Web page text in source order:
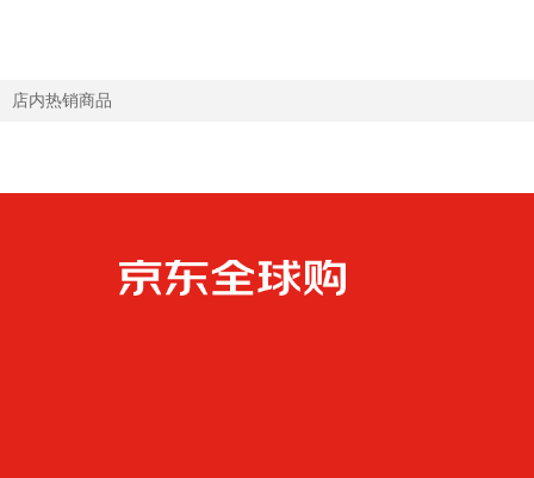
店内热销商品